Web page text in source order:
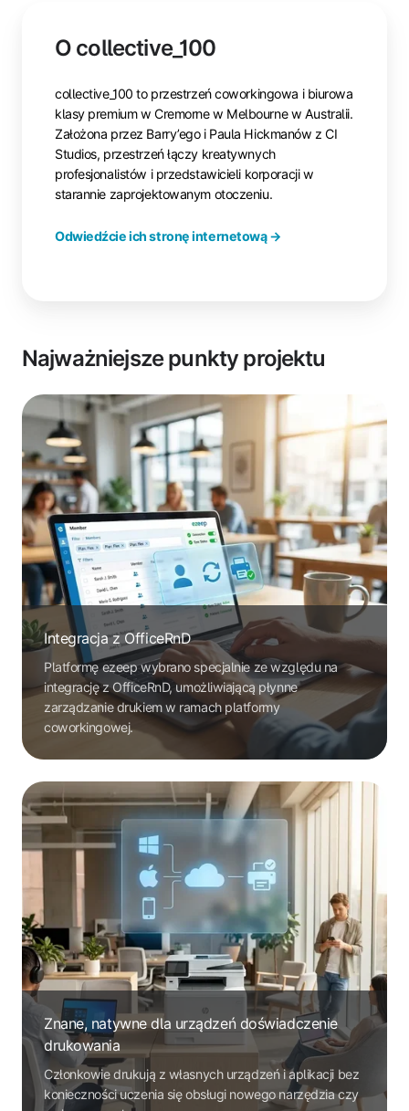
O collective_100
collective_100 to przestrzeń coworkingowa i biurowa
klasy premium w Cremorne w Melbourne w Australii.
Założona przez Barry’ego i Paula Hickmanów z CI
Studios, przestrzeń łączy kreatywnych
profesjonalistów i przedstawicieli korporacji w
starannie zaprojektowanym otoczeniu.
Odwiedźcie ich stronę internetową →
Najważniejsze punkty projektu
Integracja z OfficeRnD
Platformę ezeep wybrano specjalnie ze względu na
integrację z OfficeRnD, umożliwiającą płynne
zarządzanie drukiem w ramach platformy
coworkingowej.
Znane, natywne dla urządzeń doświadczenie
drukowania
Członkowie drukują z własnych urządzeń i aplikacji bez
konieczności uczenia się obsługi nowego narzędzia czy